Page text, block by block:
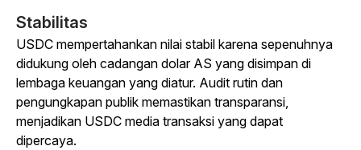
Stabilitas
USDC mempertahankan nilai stabil karena sepenuhnya
didukung oleh cadangan dolar AS yang disimpan di
lembaga keuangan yang diatur. Audit rutin dan
pengungkapan publik memastikan transparansi,
menjadikan USDC media transaksi yang dapat
dipercaya.